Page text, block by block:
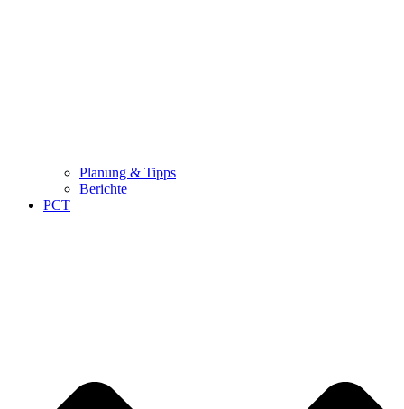
Planung & Tipps
Berichte
PCT